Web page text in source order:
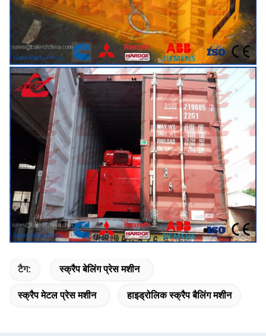
टैग: स्क्रैप बेलिंग प्रेस मशीन
स्क्रैप मेटल प्रेस मशीन हाइड्रोलिक स्क्रैप बैलिंग मशीन